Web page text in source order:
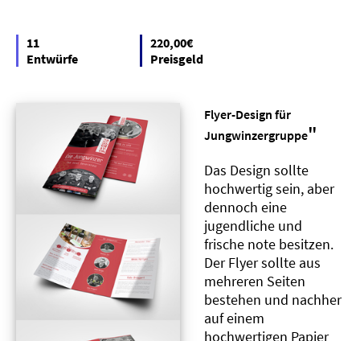
11
Entwürfe
220,00€
Preisgeld
Flyer-Design für
Jungwinzergruppe"
Das Design sollte
hochwertig sein, aber
dennoch eine
jugendliche und
frische note besitzen.
Der Flyer sollte aus
mehreren Seiten
bestehen und nachher
auf einem
hochwertigen Papier